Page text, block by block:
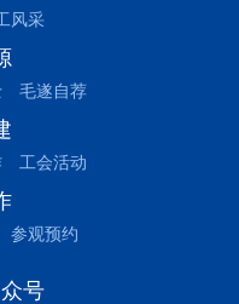
风采
毛遂自荐
工会活动
参观预约
号